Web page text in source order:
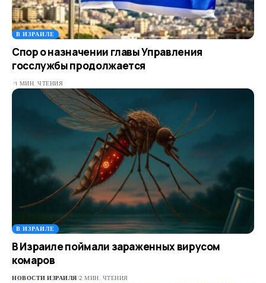
В ИЗРАИЛЕ
Спор о назначении главы Управления
госслужбы продолжается
1 МИН. ЧТЕНИЯ
В ИЗРАИЛЕ
В Израиле поймали зараженных вирусом
комаров
НОВОСТИ ИЗРАИЛЯ 2 МИН. ЧТЕНИЯ